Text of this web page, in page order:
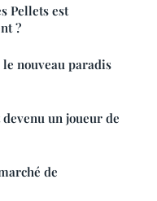
Pellets est
?
nouveau paradis
un joueur de
de